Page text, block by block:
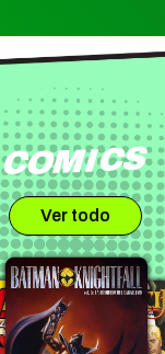
COMICS
Ver todo